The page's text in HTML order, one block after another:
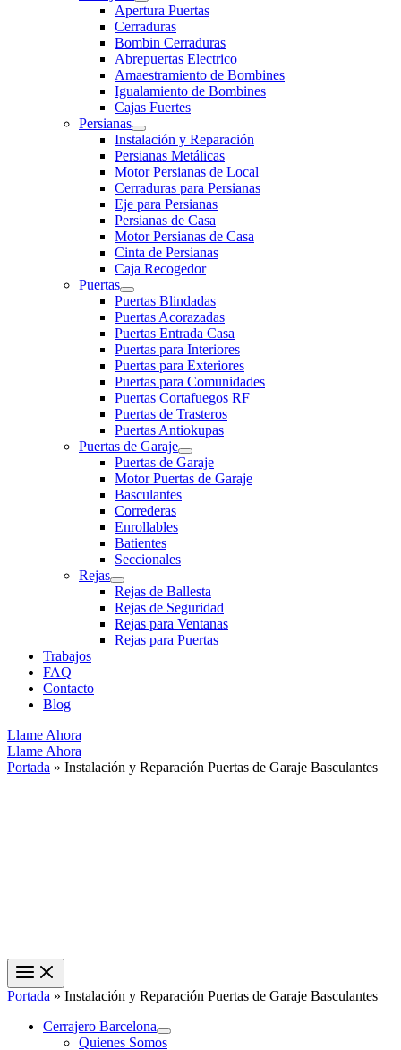
Apertura Puertas
Cerraduras
Bombin Cerraduras
Abrepuertas Electrico
Amaestramiento de Bombines
Igualamiento de Bombines
Cajas Fuertes
Persianas
Instalación y Reparación
Persianas Metálicas
Motor Persianas de Local
Cerraduras para Persianas
Eje para Persianas
Persianas de Casa
Motor Persianas de Casa
Cinta de Persianas
Caja Recogedor
Puertas
Puertas Blindadas
Puertas Acorazadas
Puertas Entrada Casa
Puertas para Interiores
Puertas para Exteriores
Puertas para Comunidades
Puertas Cortafuegos RF
Puertas de Trasteros
Puertas Antiokupas
Puertas de Garaje
Puertas de Garaje
Motor Puertas de Garaje
Basculantes
Correderas
Enrollables
Batientes
Seccionales
Rejas
Rejas de Ballesta
Rejas de Seguridad
Rejas para Ventanas
Rejas para Puertas
Trabajos
FAQ
Contacto
Blog
Llame Ahora
Llame Ahora
Portada » Instalación y Reparación Puertas de Garaje Basculantes
Portada » Instalación y Reparación Puertas de Garaje Basculantes
Cerrajero Barcelona
Quienes Somos